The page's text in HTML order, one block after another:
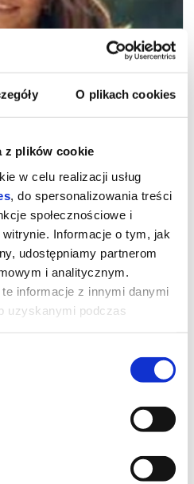
O plikach cookies
z plików cookie
w celu realizacji usług
, do spersonalizowania treści
społecznościowe i
Informacje o tym, jak
udostępniamy partnerom
i analitycznym.
informacje z innymi danymi
uzyskanymi podczas
swoich biologicznych, dotąd
ich podpisu do dopełnienia
na studia filmowe. Z
przemilczeniami i trudnymi
członków swojej - nieswojej
pisany ręką matki.